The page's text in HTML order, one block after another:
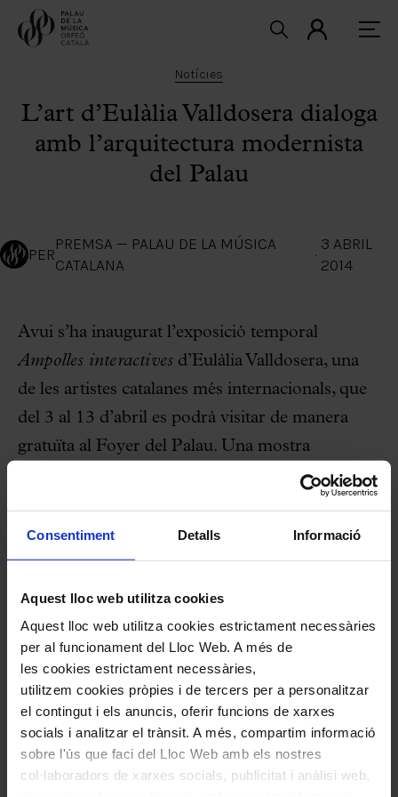
Consentiment Detalls Informació
Aquest lloc web utilitza cookies
Aquest lloc web utilitza cookies estrictament necessàries
per al funcionament del Lloc Web. A més de
les cookies estrictament necessàries,
utilitzem cookies pròpies i de tercers per a personalitzar
el contingut i els anuncis, oferir funcions de xarxes
socials i analitzar el trànsit. A més, compartim informació
sobre l'ús que faci del Lloc Web amb els nostres
col·laboradors de xarxes socials, publicitat i anàlisi web,
Notícies
L’art d’Eulàlia Valldosera dialoga
amb l’arquitectura modernista
del Palau
PER
PREMSA — PALAU DE LA MÚSICA
CATALANA
·
3 ABRIL
2014
Avui s’ha inaugurat l’exposició temporal
Ampolles interactives d’Eulàlia Valldosera, una
de les artistes catalanes més internacionals, que
del 3 al 13 d’abril es podrà visitar de manera
gratuïta al Foyer del Palau. Una mostra
interactiva que demana la participació del públic,
converteixen en dispositius tàctils, visuals i
auditius. Aquests innocents envasos contenen
experiències fosques que són patrimoni de la
majoria. De dins seu emergeixen veus de
persones que ens expliquen experiències límit en
què la seva dignitat s’ha vist compromesa pel
maltractament o l’abús.
De l’artista s’incorpora també el vídeo
Dependència mútua, que es projectarà abans